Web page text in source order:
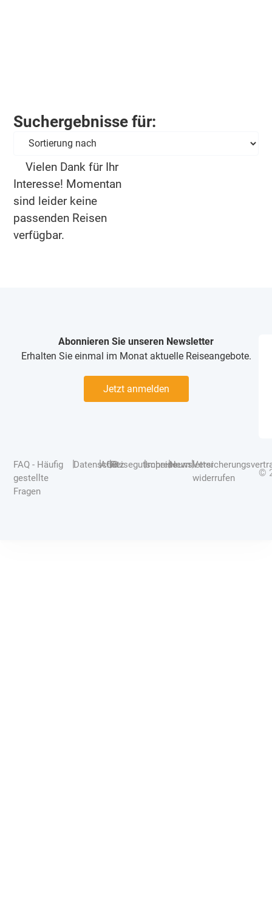
Suchergebnisse für:
Vielen Dank für Ihr
Interesse! Momentan
sind leider keine
passenden Reisen
verfügbar.
Abonnieren Sie unseren Newsletter
Erhalten Sie einmal im Monat aktuelle Reiseangebote.
Jetzt anmelden
FAQ - Häufig
gestellte
Fragen
|Datenschutz
|AGB
|Reisegutscheine
|Impressum
|Newsletter
|
widerrufen
©